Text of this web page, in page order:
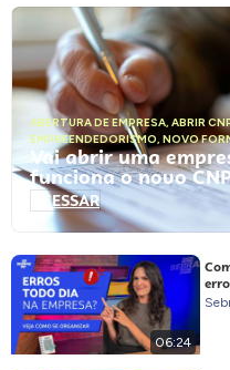
ABERTURA DE EMPRESA, ABRIR
EMPREENDEDORISMO, NOVO
Vai abrir uma
funciona o novo
ACESSAR
06:24